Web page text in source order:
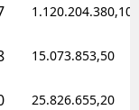
1.120.204.380,10
15.073.853,50
25.826.655,20